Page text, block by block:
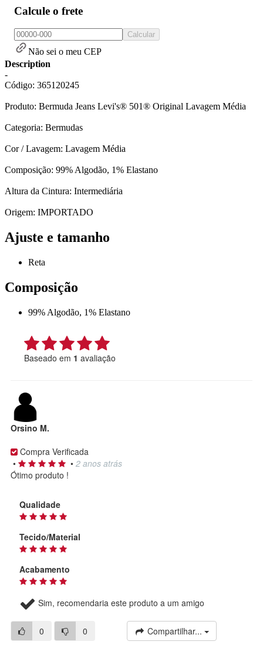
Calcule o frete
Calcular
Não sei o meu CEP
Description
-
Código: 365120245
Produto: Bermuda Jeans Levi's® 501® Original Lavagem Média
Categoria: Bermudas
Cor / Lavagem: Lavagem Média
Composição: 99% Algodão, 1% Elastano
Altura da Cintura: Intermediária
Origem: IMPORTADO
Ajuste e tamanho
Reta
Composição
99% Algodão, 1% Elastano
Baseado em 1 avaliação
Orsino M.
Compra Verificada
•
• 2 anos atrás
Ótimo produto !
Qualidade
Tecido/Material
Acabamento
Sim, recomendaria este produto a um amigo
0 0 Compartilhar...